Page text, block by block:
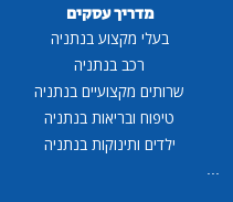
מדריך עסקים
בעלי מקצוע בנתניה
רכב בנתניה
שרותים מקצועיים בנתניה
טיפוח ובריאות בנתניה
ילדים ותינוקות בנתניה